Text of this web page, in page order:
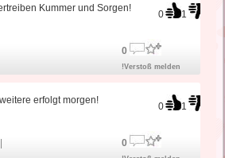
0 1
Kummer und Sorgen!
0
!Verstoß melden
0 1
erfolgt morgen!
0